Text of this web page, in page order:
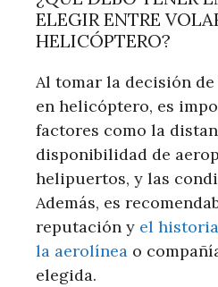
ELEGIR ENTRE
HELICÓPTERO?
Al tomar la decisión
en helicóptero, es
factores como la
disponibilidad de
helipuertos, y las
Además, es
reputación y el
la aerolínea o
elegida.